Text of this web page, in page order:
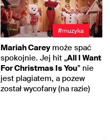
#muzyka
Mariah Careymoże spać
spokojnie. Jej hit „All I Want
For Christmas Is You” nie
jest plagiatem, a pozew
został wycofany (na razie)